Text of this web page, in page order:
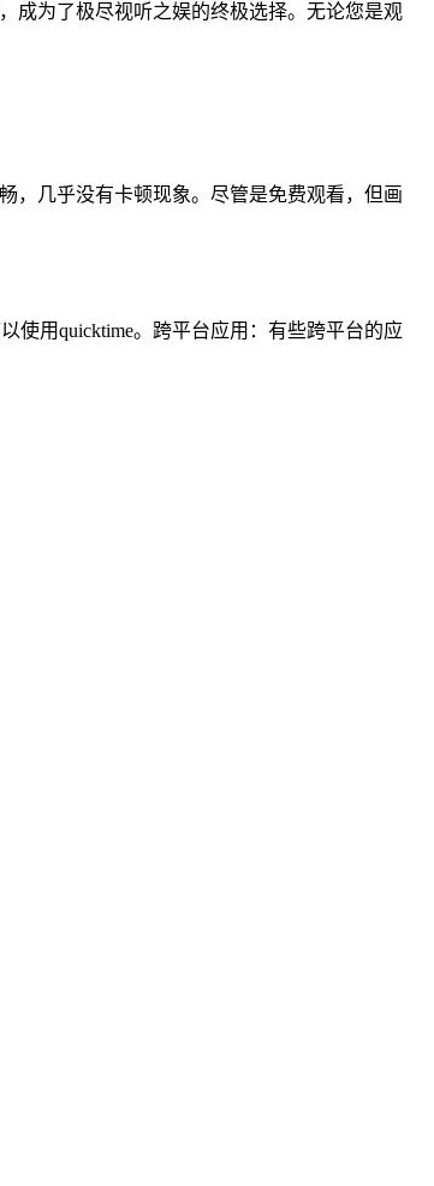
成为了极尽视听之娱的终极选择。无论您是观
，几乎没有卡顿现象。尽管是免费观看，但画
使用quicktime。跨平台应用：有些跨平台的应